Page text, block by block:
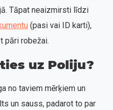
Tāpat neaizmirsti līdzi
(pasi vai ID karti),
pāri robežai.
uz Poliju?
no taviem mērķiem un
un sauss, padarot to par